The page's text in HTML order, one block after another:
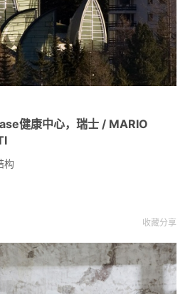
健康中心，瑞士 / MARIO
构
收藏分享